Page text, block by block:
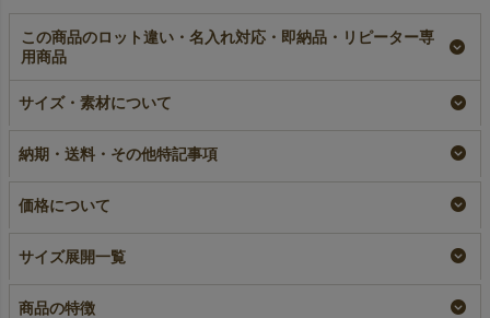
この商品のロット違い・名入れ対応・即納品・リピーター専
用商品
（大）｜お花形の不織
即納品
以上専用）
大ロット名入れ
¥9,680税込
ミング巾着（大）｜お
花形の不織布巾着袋｜
¥10,010税込
サイズ・素材について
納期・送料・その他特記事項
価格について
サイズ展開一覧
商品の特徴